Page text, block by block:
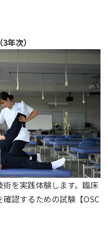
年次）
を実践体験します。臨床
認するための試験【OSC